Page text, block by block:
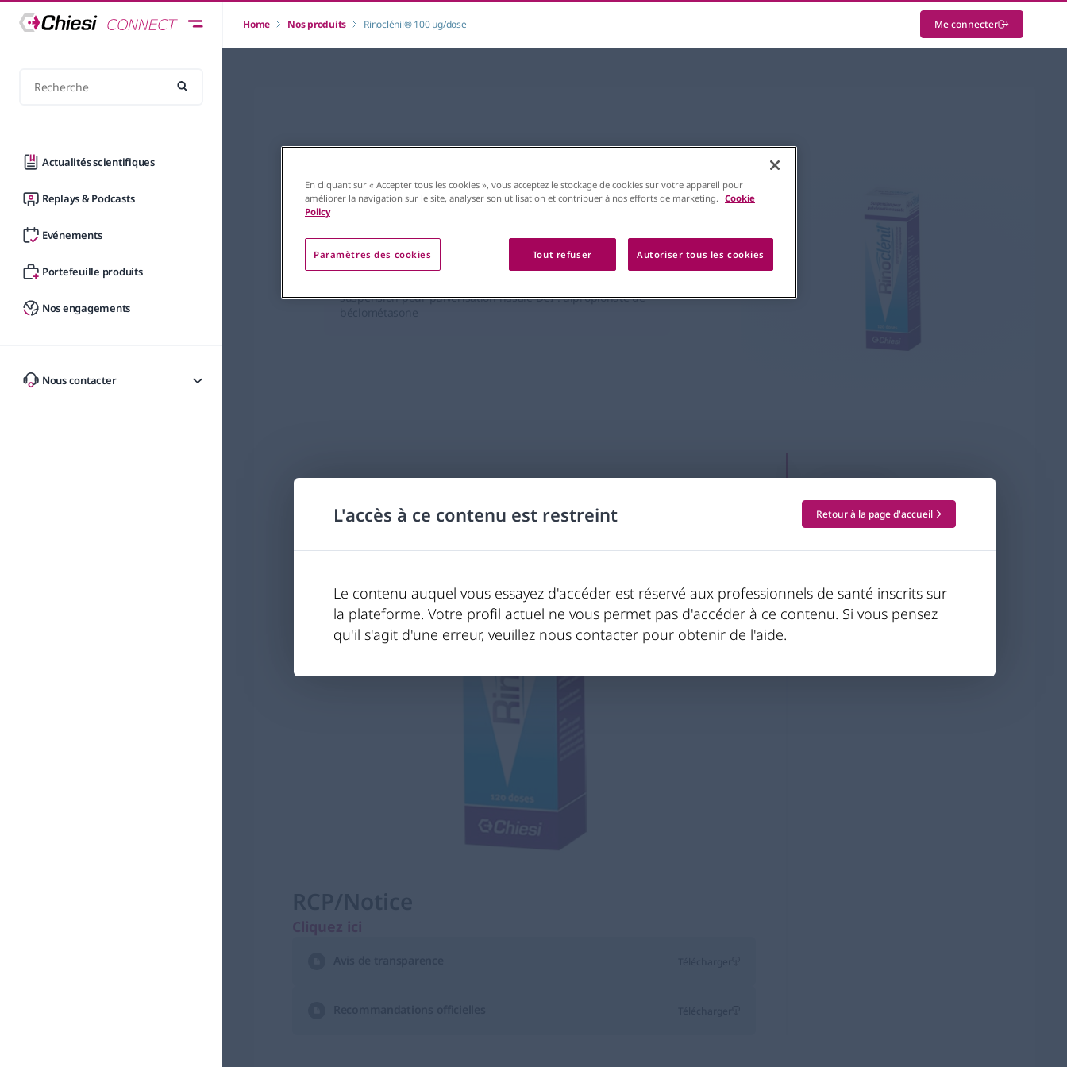
Actualités scientifiques
Replays & Podcasts
Evénements
Portefeuille produits
Nos engagements
Nous contacter
Home Nos produits Rinoclénil® 100 µg/dose Me connecter
Respiratoire
Rinoclénil® 100 µg/dose
suspension pour pulvérisation nasale DCI : dipropionate de
L'accès à ce contenu est restreint Retour à la page d'accueil
Le contenu auquel vous essayez d'accéder est réservé aux professionnels de santé inscrits sur
la plateforme. Votre profil actuel ne vous permet pas d'accéder à ce contenu. Si vous pensez
qu'il s'agit d'une erreur, veuillez nous contacter pour obtenir de l'aide.
Cliquez ici
RCP/Notice
Nous contacter
En cliquant sur « Accepter tous les cookies », vous acceptez le stockage de cookies sur votre appareil pour
améliorer la navigation sur le site, analyser son utilisation et contribuer à nos efforts de marketing. Cookie
Policy
Paramètres des cookies Tout refuser Autoriser tous les cookies